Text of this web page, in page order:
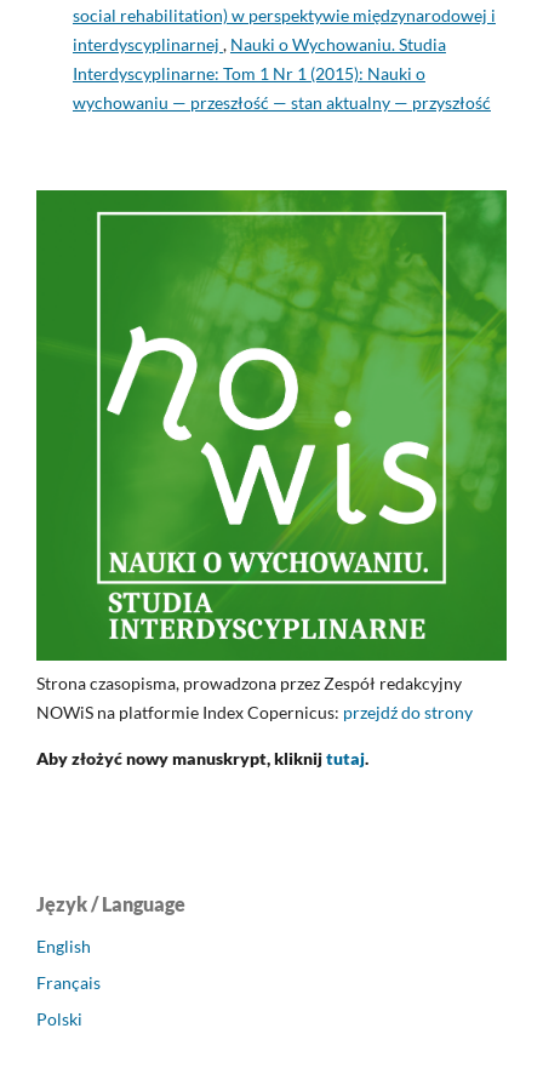
social rehabilitation) w perspektywie międzynarodowej i
interdyscyplinarnej , Nauki o Wychowaniu. Studia
Interdyscyplinarne: Tom 1 Nr 1 (2015): Nauki o
wychowaniu — przeszłość — stan aktualny — przyszłość
Strona czasopisma, prowadzona przez Zespół redakcyjny
NOWiS na platformie Index Copernicus: przejdź do strony
Aby złożyć nowy manuskrypt, kliknijtutaj.
Język / Language
English
Français
Polski